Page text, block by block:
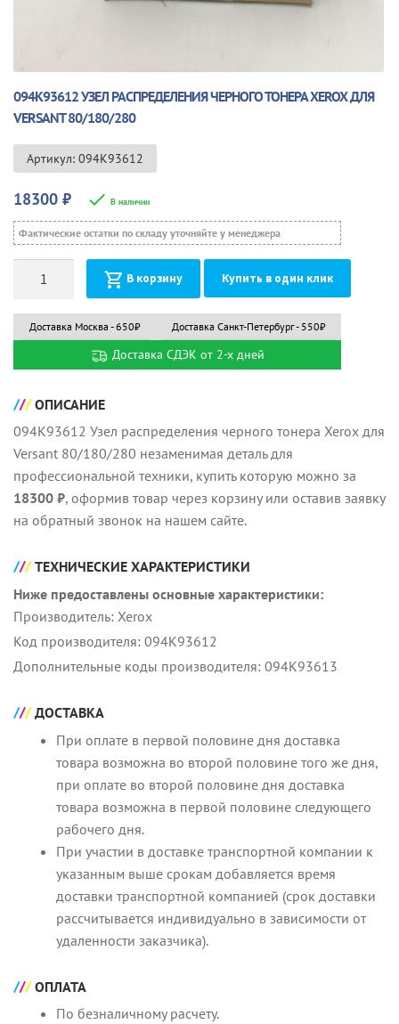
094K93612 УЗЕЛ РАСПРЕДЕЛЕНИЯ ЧЕРНОГО ТОНЕРА XEROX ДЛЯ
VERSANT 80/180/280
Артикул: 094K93612
18300 ₽ В наличии
Фактические остатки по складу уточняйте у менеджера
В корзину Купить в один клик
Доставка Москва - 650₽ Доставка Санкт-Петербург - 550₽
Доставка СДЭК от 2-х дней
ОПИСАНИЕ
094K93612 Узел распределения черного тонера Xerox для
Versant 80/180/280 незаменимая деталь для
профессиональной техники, купить которую можно за
18300 ₽, оформив товар через корзину или оставив заявку
на обратный звонок на нашем сайте.
ТЕХНИЧЕСКИЕ ХАРАКТЕРИСТИКИ
Ниже предоставлены основные характеристики:
Производитель: Xerox
Код производителя: 094K93612
Дополнительные коды производителя: 094K93613
ДОСТАВКА
При оплате в первой половине дня доставка
товара возможна во второй половине того же дня,
при оплате во второй половине дня доставка
товара возможна в первой половине следующего
рабочего дня.
При участии в доставке транспортной компании к
указанным выше срокам добавляется время
доставки транспортной компанией (срок доставки
рассчитывается индивидуально в зависимости от
удаленности заказчика).
ОПЛАТА
По безналичному расчету.